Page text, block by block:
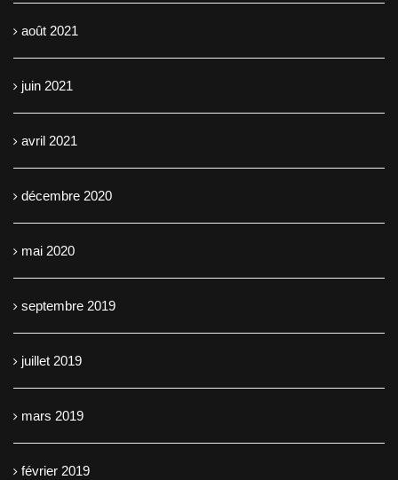
août 2021
juin 2021
avril 2021
décembre 2020
mai 2020
septembre 2019
juillet 2019
mars 2019
février 2019